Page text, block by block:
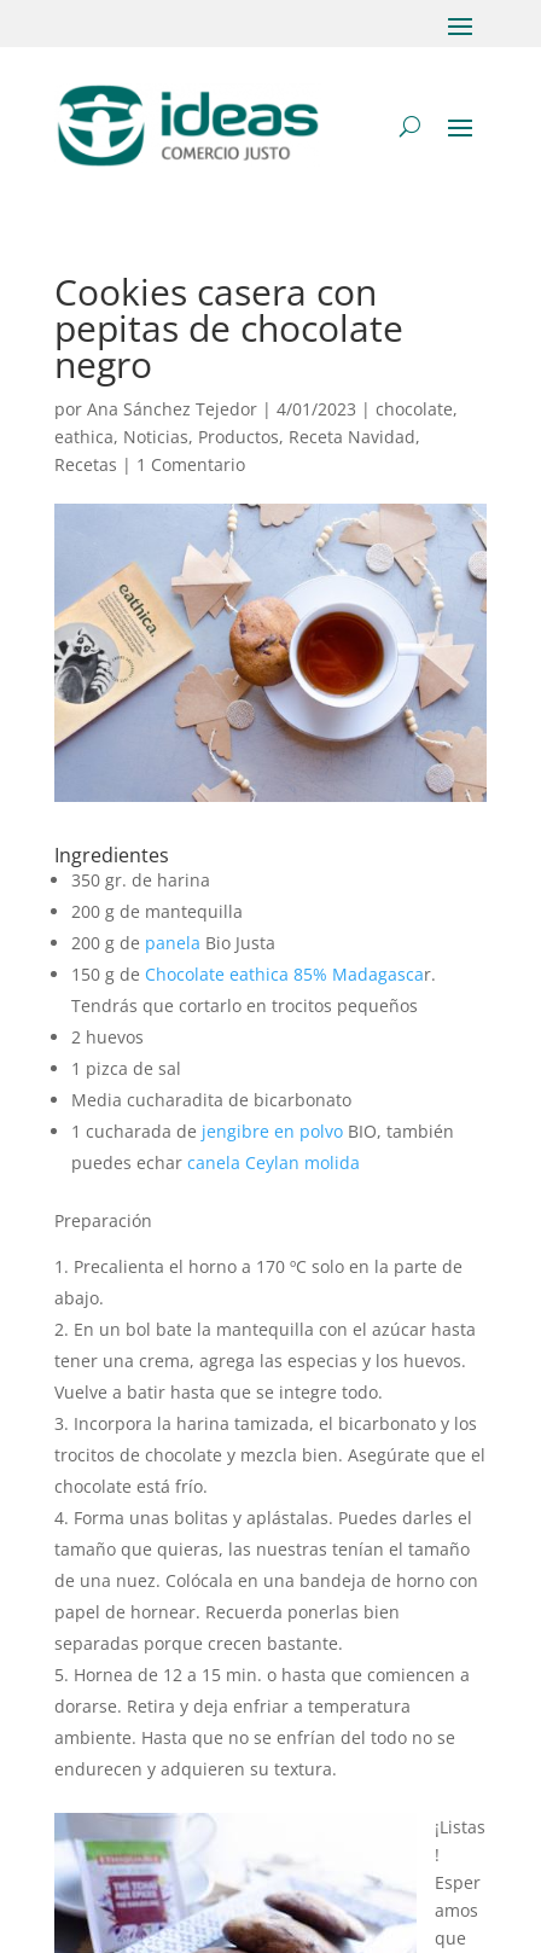
Cookies casera con
pepitas de chocolate
negro
por Ana Sánchez Tejedor| 4/01/2023 | chocolate,
eathica, Noticias, Productos, Receta Navidad,
Recetas | 1 Comentario
Ingredientes
350 gr. de harina
200 g de mantequilla
200 g de panela Bio Justa
150 g de Chocolate eathica 85% Madagascar.
Tendrás que cortarlo en trocitos pequeños
2 huevos
1 pizca de sal
Media cucharadita de bicarbonato
1 cucharada de jengibre en polvoBIO, también
puedes echar canela Ceylan molida
Preparación
Precalienta el horno a 170 ºC solo en la parte de
abajo.
En un bol bate la mantequilla con el azúcar hasta
tener una crema, agrega las especias y los huevos.
Vuelve a batir hasta que se integre todo.
Incorpora la harina tamizada, el bicarbonato y los
trocitos de chocolate y mezcla bien. Asegúrate que el
chocolate está frío.
Forma unas bolitas y aplástalas. Puedes darles el
tamaño que quieras, las nuestras tenían el tamaño
de una nuez. Colócala en una bandeja de horno con
papel de hornear. Recuerda ponerlas bien
separadas porque crecen bastante.
Hornea de 12 a 15 min. o hasta que comiencen a
dorarse. Retira y deja enfriar a temperatura
ambiente. Hasta que no se enfrían del todo no se
endurecen y adquieren su textura.
¡Listas
!
Esper
amos
que